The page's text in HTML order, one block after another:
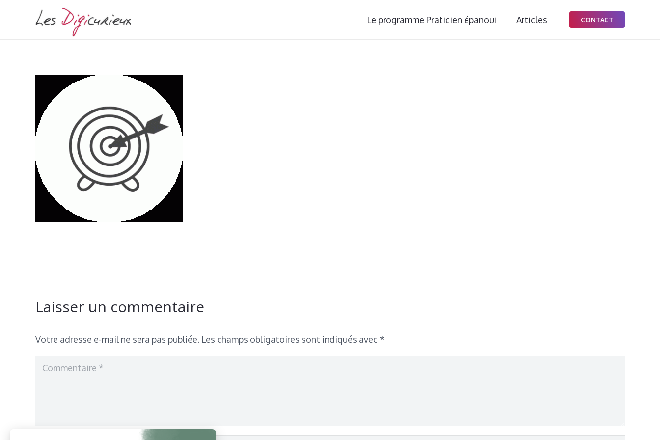
Le programme Praticien épanoui Articles CONTACT
Laisser un commentaire
Votre adresse e-mail ne sera pas publiée. Les champs obligatoires sont indiqués avec *